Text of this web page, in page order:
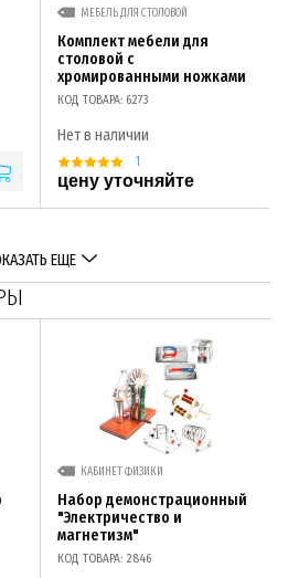
МЕБЕЛЬ ДЛЯ СТОЛОВОЙ
Комплект мебели для
столовой с
хромированными ножками
КОД ТОВАРА: 6273
Нет в наличии
1
цену уточняйте
ЕЩЕ
КАБИНЕТ ФИЗИКИ
Набор демонстрационный
"Электричество и
магнетизм"
КОД ТОВАРА: 2846